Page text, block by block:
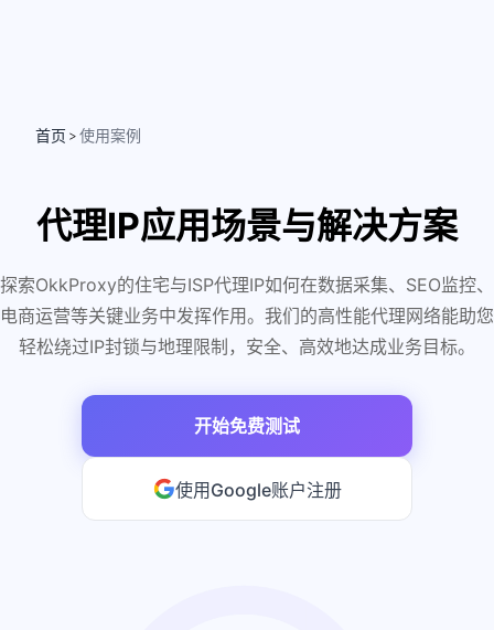
首页 > 使用案例
代理IP应用场景与解决方案
探索OkkProxy的住宅与ISP代理IP如何在数据采集、SEO监控、
电商运营等关键业务中发挥作用。我们的高性能代理网络能助您
轻松绕过IP封锁与地理限制，安全、高效地达成业务目标。
开始免费测试
使用Google账户注册